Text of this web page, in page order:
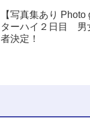
【写真集あり
ターハイ２日目 男
者決定！